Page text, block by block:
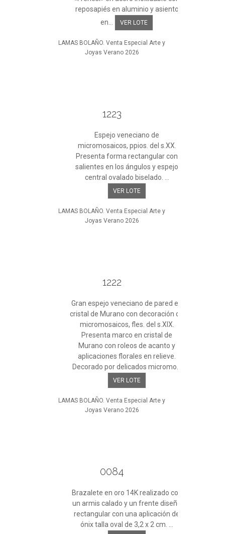
reposapiés en aluminio y asiento
en...
VER LOTE
LAMAS BOLAÑO. Venta Especial Arte y
Joyas Verano 2026
1223
Espejo veneciano de
micromosaicos, ppios. del s.XX.
Presenta forma rectangular con
salientes en los ángulos y espejo
central ovalado biselado. ...
VER LOTE
LAMAS BOLAÑO. Venta Especial Arte y
Joyas Verano 2026
1222
Gran espejo veneciano de pared en
cristal de Murano con decoración de
micromosaicos, fles. del s.XIX.
Presenta marco en cristal de
Murano con roleos de acanto y
aplicaciones florales en relieve.
Decorado por delicados micromo...
VER LOTE
LAMAS BOLAÑO. Venta Especial Arte y
Joyas Verano 2026
0084
Brazalete en oro 14K realizado con
un armis calado y un frente diseño
rectangular con una aplicación de
ónix talla oval de 3,2 x 2 cm. ...